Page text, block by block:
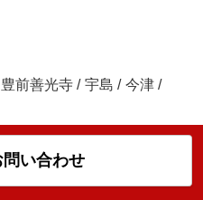
豊前善光寺 / 宇島 / 今津 /
い合わせ